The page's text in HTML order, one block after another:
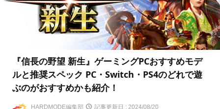
『信長の野望 新生』ゲーミングPCおすすめモデ
ルと推奨スペック PC・Switch・PS4のどれで遊
ぶのがおすすめかも紹介！
HARDMODE編集部 記事更新日 : 2024/08/20